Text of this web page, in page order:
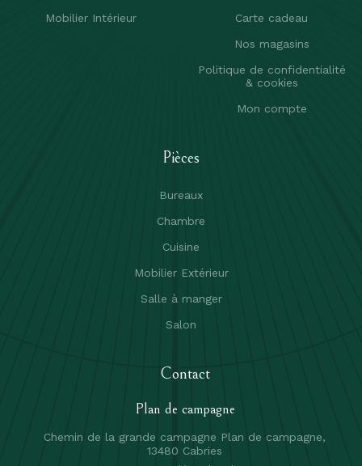
Mobilier Intérieur
Carte cadeau
Nos magasins
Politique de confidentialité
& cookies
Mon compte
Pièces
Bureaux
Chambre
Cuisine
Mobilier Extérieur
Salle à manger
Salon
Contact
Plan de campagne
Chemin de la grande campagne Plan de campagne,
13480 Cabries